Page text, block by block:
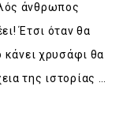
άνθρωπος
Έτσι όταν θα
κάνει χρυσάφι θα
της ιστορίας …